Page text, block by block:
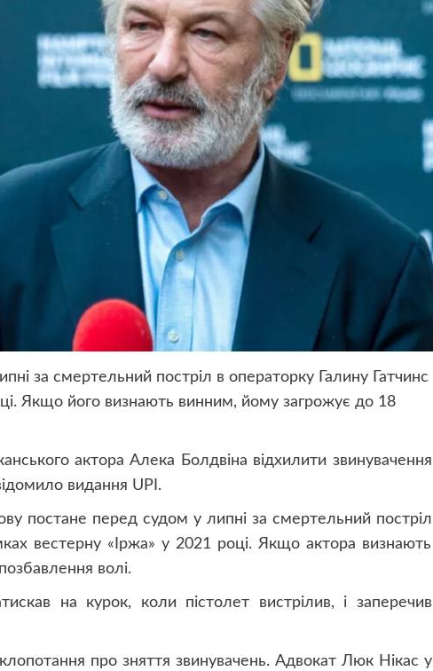
за смертельний постріл в операторку Галину Гатчинс
Якщо його визнають винним, йому загрожує до 18
актора Алека Болдвіна відхилити звинувачення
видання UPI.
постане перед судом у липні за смертельний постріл
вестерну «Іржа» у 2021 році. Якщо актора визнають
волі.
на курок, коли пістолет вистрілив, і заперечив
про зняття звинувачень. Адвокат Люк Нікас у